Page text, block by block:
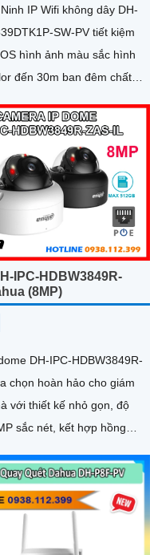
IP Wifi không dây DH-
SW-PV tiết kiệm
hình ảnh màu sắc hình
đến 30m ban đêm chất
IPC-HDBW3849R-
(8MP)
DH-IPC-HDBW3849R-
chọn hoàn hảo cho giám
với thiết kế nhỏ gọn, độ
sắc nét, kết hợp hồng
rõ cả ngày lẫn đêm.
tích hợp micro ghi âm, khe
512GB và công nghệ
và phương tiện, nâng